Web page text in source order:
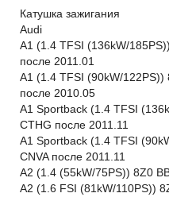
Катушка зажигания
Audi
A1 (1.4 TFSI (136kW/
после 2011.01
A1 (1.4 TFSI (90kW/122PS))
после 2010.05
A1 Sportback (1.4 TFSI
CTHG после 2011.11
A1 Sportback (1.4 TFSI
CNVA после 2011.11
A2 (1.4 (55kW/75PS)) 8Z0
A2 (1.6 FSI (81kW/110PS))